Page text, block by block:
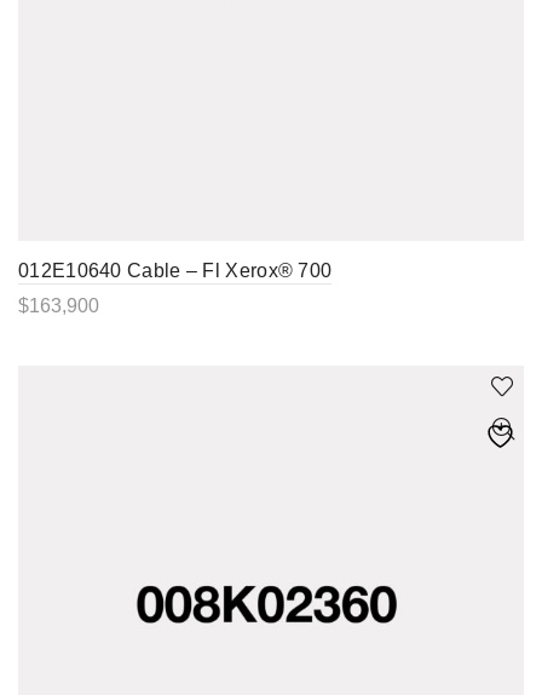
012E10640 Cable – Fl Xerox® 700
$163,900